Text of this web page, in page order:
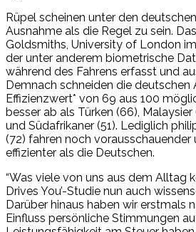
Rüpel scheinen unter den
Ausnahme als die Regel zu sein.
Goldsmiths, University of London
der unter anderem biometrische
während des Fahrens erfasst und
Demnach schneiden die deutschen
Effizienzwert* von 69 aus 100
besser ab als Türken (66), Malaysier
und Südafrikaner (51). Lediglich
(72) fahren noch
effizienter als die Deutschen.
“Was viele von uns aus dem Alltag
Drives You’-Studie nun auch
Darüber hinaus haben wir erstmals
Einfluss persönliche Stimmungen